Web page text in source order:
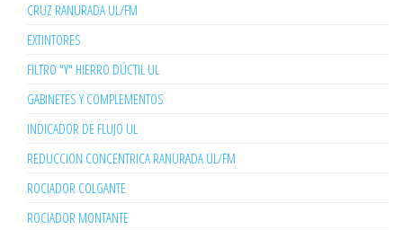
CRUZ RANURADA UL/FM
EXTINTORES
FILTRO "Y" HIERRO DÚCTIL UL
GABINETES Y COMPLEMENTOS
INDICADOR DE FLUJO UL
REDUCCION CONCENTRICA RANURADA UL/FM
ROCIADOR COLGANTE
ROCIADOR MONTANTE